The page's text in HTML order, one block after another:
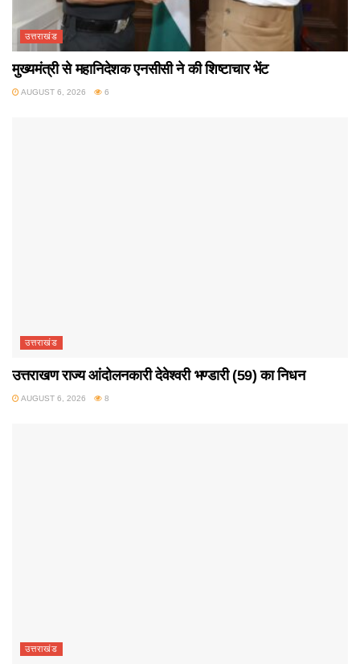
उत्तराखंड
मुख्यमंत्री से महानिदेशक एनसीसी ने की शिष्टाचार भेंट
AUGUST 6, 2026 6
उत्तराखंड
उत्तराखण राज्य आंदोलनकारी देवेश्वरी भण्डारी (59) का निधन
AUGUST 6, 2026 8
उत्तराखंड